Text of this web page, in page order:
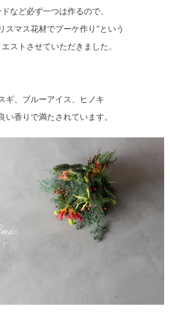
など必ず一つは作るので、
スマス花材でブーケ作り”という
ストさせていただきました。
ギ、ブルーアイス、ヒノキ
い香りで満たされています。